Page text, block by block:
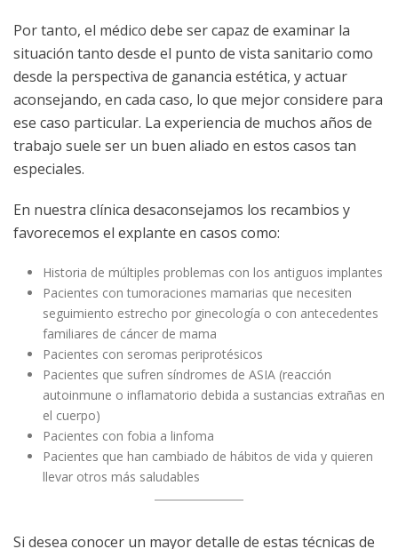
Por tanto, el médico debe ser capaz de examinar la
situación tanto desde el punto de vista sanitario como
desde la perspectiva de ganancia estética, y actuar
aconsejando, en cada caso, lo que mejor considere para
ese caso particular. La experiencia de muchos años de
trabajo suele ser un buen aliado en estos casos tan
especiales.
En nuestra clínica desaconsejamos los recambios y
favorecemos el explante en casos como:
Historia de múltiples problemas con los antiguos implantes
Pacientes con tumoraciones mamarias que necesiten
seguimiento estrecho por ginecología o con antecedentes
familiares de cáncer de mama
Pacientes con seromas periprotésicos
Pacientes que sufren síndromes de ASIA (reacción
autoinmune o inflamatorio debida a sustancias extrañas en
el cuerpo)
Pacientes con fobia a linfoma
Pacientes que han cambiado de hábitos de vida y quieren
llevar otros más saludables
Si desea conocer un mayor detalle de estas técnicas de